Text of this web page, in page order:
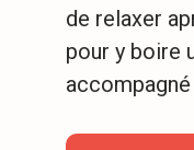
de relaxer
pour y boire